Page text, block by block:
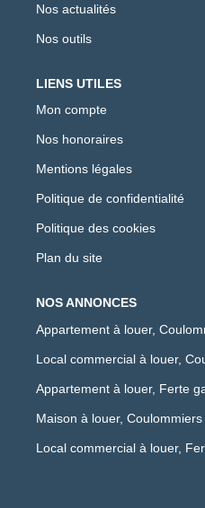
Nos actualités
Nos outils
LIENS UTILES
Mon compte
Nos honoraires
Mentions légales
Politique de confidentialité
Politique des cookies
Plan du site
NOS ANNONCES
Appartement à louer,
Local commercial à louer,
Appartement à louer, Ferte
Maison à louer, Coulommiers
Local commercial à louer,